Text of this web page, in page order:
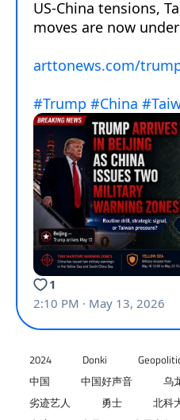
2024 Donki
中国
中国好声音 乌
劣迹艺人
勇士 北科